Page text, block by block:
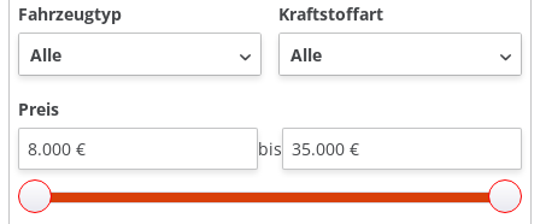
Fahrzeugtyp Kraftstoffart
Preis
bis